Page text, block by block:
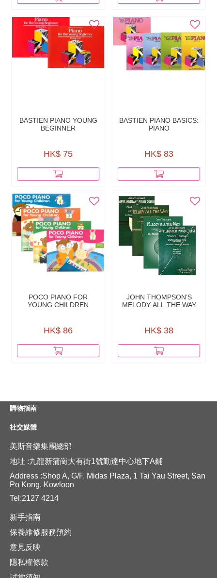
BASTIEN PIANO YOUNG
BEGINNER
HK$ 75
BASTIEN PIANO BASICS:
PIANO
HK$ 83
POCO PIANO FOR
YOUNG CHILDREN
HK$ 86
JOHN THOMPSON’S
MELODY ALL THE WAY
HK$ 38
購物指南
社交媒體
美斯音樂集團總部
地址 :九龍新蒲崗大有街1號勤達中心地下A鋪
Address :Shop A, G/F, Midas Plaza, 1 Tai Yau Street, San
Po Kong, Kowloon
Tel:2127 4214
新手指南
保養維修服務預約
意見反映
隱私權條款